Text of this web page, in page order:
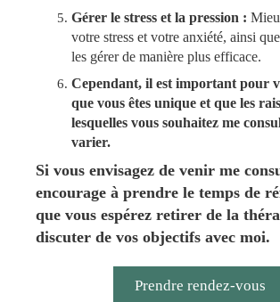
Gérer le stress et la pression :
votre stress et votre anxiété, ainsi
les gérer de manière plus efficace.
Cependant, il est important pour
que vous êtes unique et que les
lesquelles vous souhaitez me
varier.
Si vous envisagez de venir me
encourage à prendre le temps de
que vous espérez retirer de la
discuter de vos objectifs avec moi.
Prendre rendez-vous